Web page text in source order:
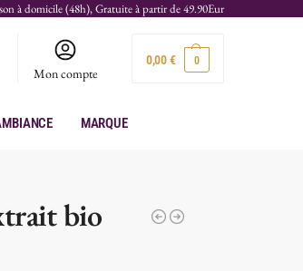
à domicile (48h), Gratuite à partir de 49.90Eur
Mon compte
0,00€ 0
Marque
bio